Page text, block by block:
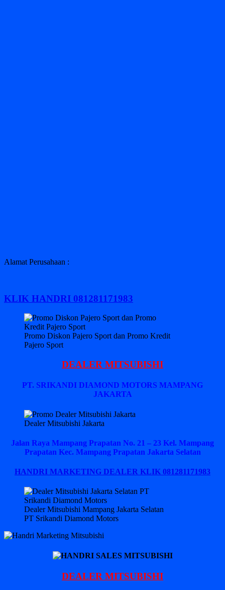
Alamat Perusahaan :
KLIK HANDRI 081281171983
Promo Diskon Pajero Sport dan Promo Kredit
Pajero Sport
DEALER MITSUBISHI
PT. SRIKANDI DIAMOND MOTORS MAMPANG
JAKARTA
Dealer Mitsubishi Jakarta
Jalan Raya Mampang Prapatan No. 21 – 23 Kel. Mampang
Prapatan Kec. Mampang Prapatan Jakarta Selatan
HANDRI MARKETING DEALER KLIK 081281171983
Dealer Mitsubishi Mampang Jakarta Selatan
PT Srikandi Diamond Motors
DEALER MITSUBISHI